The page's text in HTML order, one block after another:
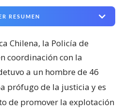
RESUMEN
Chilena, la Policía de
coordinación con la
a un hombre de 46
prófugo de la justicia y es
de promover la explotación